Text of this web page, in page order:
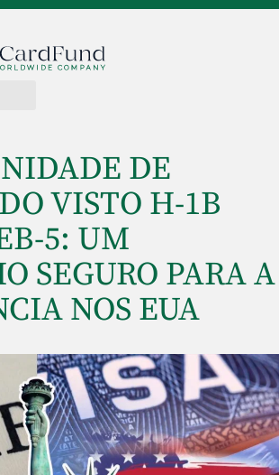
DE
VISTO H-1B
5: UM
SEGURO PARA A
NOS EUA